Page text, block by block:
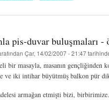
pis-duvar buluşmaları -
Çar, 14/02/2007 - 21:47
bir masayla, masanın gençliğinden
ve iki intihar büyütmüş balkon pür
armağan etmişti bizi, birbirimize.